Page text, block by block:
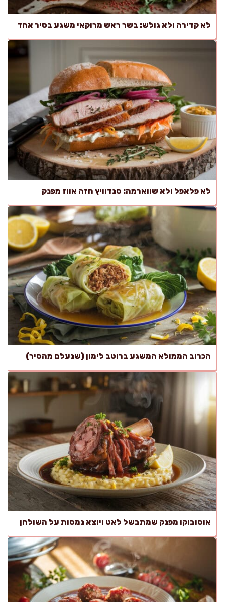
לא קדירה ולא גולש: בשר ראש מרוקאי משגע בסיר אחד
לא פלאפל ולא שווארמה: סנדוויץ חזה אווז מפנק
הכרוב הממולא המשגע ברוטב לימון (שנעלם מהסיר)
אוסובוקו מפנק שמתבשל לאט ויוצא נמסות על השולחן